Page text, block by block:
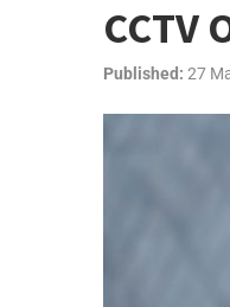
CCTV
Published: 27